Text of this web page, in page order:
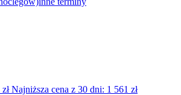
złNajniższa cena z 30 dni: 1 561 zł